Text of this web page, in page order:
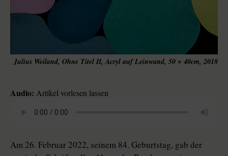
Julius Weiland, Ohne Titel II, Acryl auf Leinwand, 50 × 40cm, 2018
Audio: Artikel vorlesen lassen
Am 26. Februar 2022, seinem 84. Geburtstag, gab der